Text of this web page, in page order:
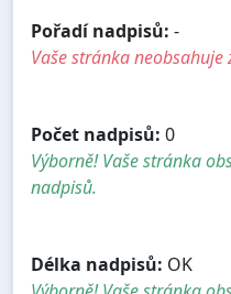
Pořadí nadpisů: -
Vaše stránka neobsahuje
Počet nadpisů: 0
Výborně! Vaše stránka
nadpisů.
Délka nadpisů: OK